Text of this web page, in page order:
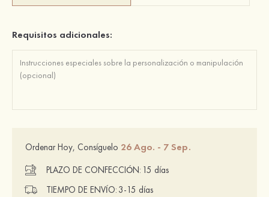
Requisitos adicionales:
Ordenar Hoy, Consíguelo 26 Ago. - 7 Sep.
PLAZO DE CONFECCIÓN: 15 días
TIEMPO DE ENVÍO: 3-15 días